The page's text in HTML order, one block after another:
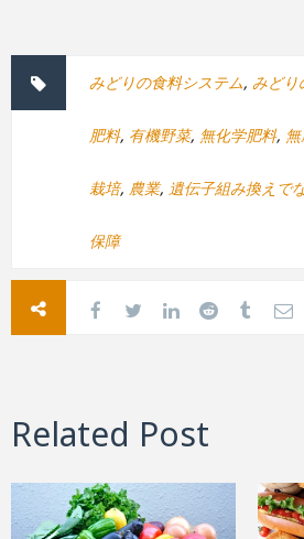
みどりの食料システム, みどり
肥料, 有機野菜, 無化学肥料,
栽培, 農業, 遺伝子組み換えで
保障
Related Post